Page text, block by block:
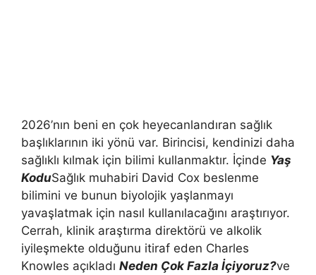
2026’nın beni en çok heyecanlandıran sağlık
başlıklarının iki yönü var. Birincisi, kendinizi daha
sağlıklı kılmak için bilimi kullanmaktır. İçinde Yaş
KoduSağlık muhabiri David Cox beslenme
bilimini ve bunun biyolojik yaşlanmayı
yavaşlatmak için nasıl kullanılacağını araştırıyor.
Cerrah, klinik araştırma direktörü ve alkolik
iyileşmekte olduğunu itiraf eden Charles
Knowles açıkladı Neden Çok Fazla İçiyoruz?ve